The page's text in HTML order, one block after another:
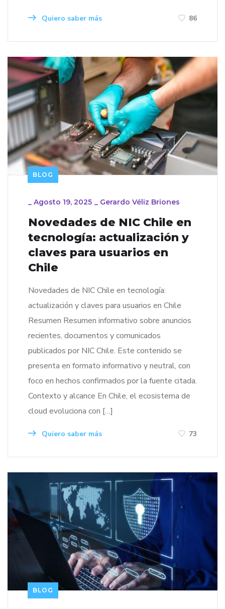
Quiero saber más 86
BLOG
_ Agosto 19, 2025 _ Gerardo Véliz Briones
Novedades de NIC Chile en
tecnología: actualización y
claves para usuarios en
Chile
Novedades de NIC Chile en tecnología:
actualización y claves para usuarios en Chile
Resumen Resumen informativo sobre anuncios
recientes, documentos y comunicados
publicados por NIC Chile. Este contenido se
presenta en formato informativo y neutral, con
foco en hechos confirmados por la fuente citada.
Contexto y alcance En Chile, el ecosistema de
cloud evoluciona con […]
Quiero saber más 73
BLOG